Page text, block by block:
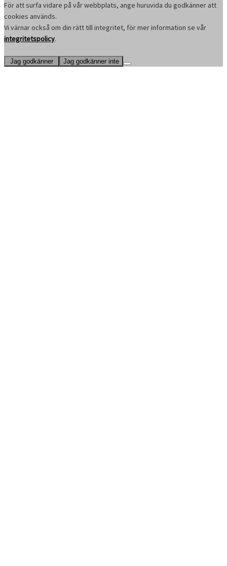
För att surfa vidare på vår webbplats, ange huruvida du godkänner att
cookies används.
Vi värnar också om din rätt till integritet, för mer information se vår
integritetspolicy.
Jag godkänner Jag godkänner inte